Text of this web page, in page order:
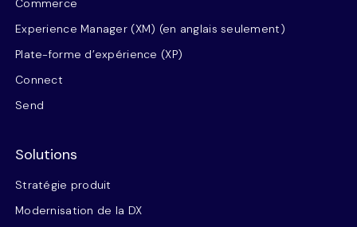
Commerce
Experience Manager (XM) (en anglais seulement)
Plate-forme d’expérience (XP)
Connect
Send
Solutions
Stratégie produit
Modernisation de la DX